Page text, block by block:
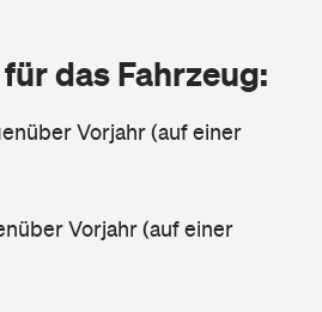
das Fahrzeug:
Vorjahr (auf einer
Vorjahr (auf einer